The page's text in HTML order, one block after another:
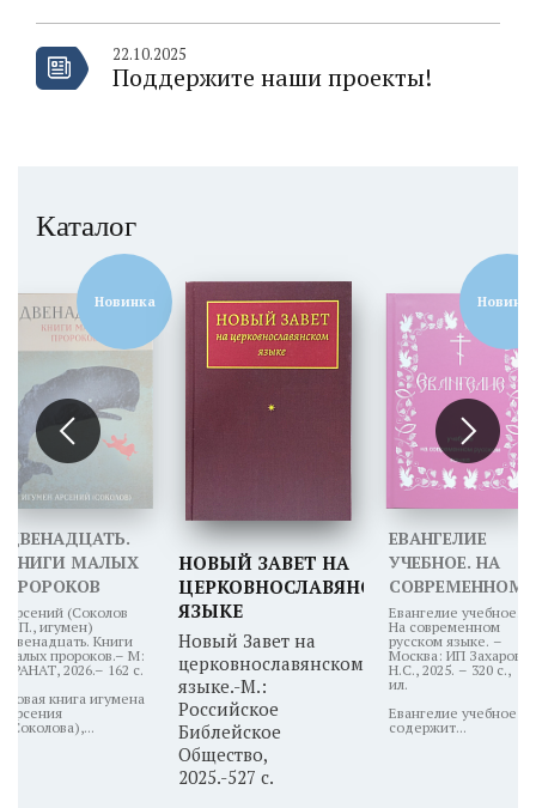
22.10.2025
Поддержите наши проекты!
Каталог
Новинка
ДВЕНАДЦАТЬ.
КНИГИ МАЛЫХ
ПРОРОКОВ
Арсений (Соколов
А.П., игумен)
Двенадцать. Книги
малых пророков.– М:
ГРАНАТ, 2026.– 162 с.
Новая книга игумена
Арсения
(Соколова),...
НОВЫЙ ЗАВЕТ НА
ЦЕРКОВНОСЛАВЯНСКОМ
ЯЗЫКЕ
Новый Завет на
церковнославянском
языке.-М.:
Российское
Библейское
Общество,
2025.-527 с.
ЕВАНГЕЛИЕ
УЧЕБНОЕ. НА
СОВРЕМЕННОМ
РУССКОМ
ЯЗЫКЕ
Евангелие учебное.
На современном
русском языке. –
Москва: ИП Захаров
Н.С., 2025. – 320 с.,
ил.
Евангелие учебное
содержит...